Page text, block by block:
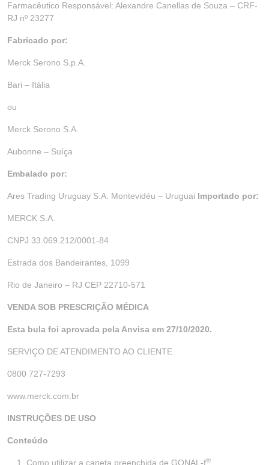
Farmacêutico Responsável: Alexandre Canellas de Souza – CRF-
RJ nº 23277
Fabricado por:
Merck Serono S.p.A.
Bari – Itália
ou
Merck Serono S.A.
Aubonne – Suíça
Embalado por:
Ares Trading Uruguay S.A. Montevidéu – Uruguai Importado por:
MERCK S.A.
CNPJ 33.069.212/0001-84
Estrada dos Bandeirantes, 1099
Rio de Janeiro – RJ CEP 22710-571
VENDA SOB PRESCRIÇÃO MÉDICA
Esta bula foi aprovada pela Anvisa em 27/10/2020.
SERVIÇO DE ATENDIMENTO AO CLIENTE
0800 727-7293
www.merck.com.br
INSTRUÇÕES DE USO
Conteúdo
Como utilizar a caneta preenchida de GONAL-f®